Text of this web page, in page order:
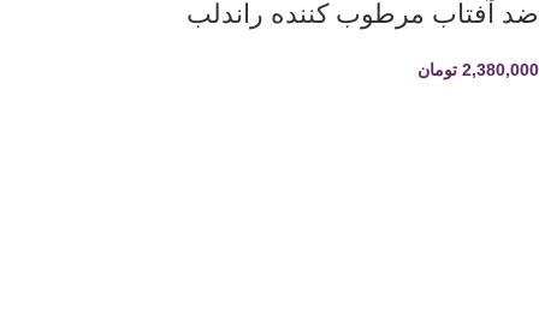
ضد آفتاب مرطوب کننده راندلب
2,380,000 تومان